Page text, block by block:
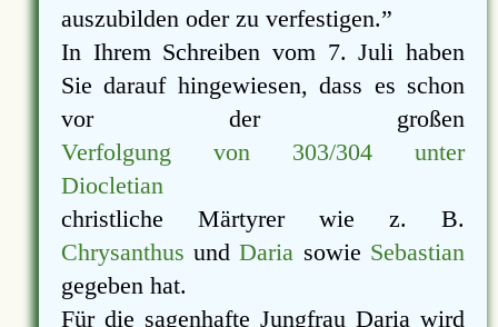
auszubilden oder zu verfestigen.
In Ihrem Schreiben vom 7. Juli haben
Sie darauf hingewiesen, dass es schon
vor der großen
Verfolgung von 303/304 unter
Diocletian
christliche Märtyrer wie z. B.
Chrysanthus undDaria sowie Sebastian
gegeben hat.
Für die sagenhafte Jungfrau Daria wird